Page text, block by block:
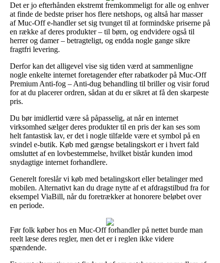
Det er jo efterhånden ekstremt fremkommeligt for alle og enhver
at finde de bedste priser hos flere netshops, og altså har masser
af Muc-Off e-handler set sig tvunget til at formindske priserne på
en række af deres produkter – til børn, og endvidere også til
herrer og damer – betragteligt, og endda nogle gange sikre
fragtfri levering.
Derfor kan det alligevel vise sig tiden værd at sammenligne
nogle enkelte internet foretagender efter rabatkoder på Muc-Off
Premium Anti-fog – Anti-dug behandling til briller og visir forud
for at du placerer ordren, sådan at du er sikret at få den skarpeste
pris.
Du bør imidlertid være så påpasselig, at når en internet
virksomhed sælger deres produkter til en pris der kan ses som
helt fantastisk lav, er det i nogle tilfælde være et symbol på en
svindel e-butik. Køb med gængse betalingskort er i hvert fald
omsluttet af en lovbestemmelse, hvilket bistår kunden imod
snydagtige internet forhandlere.
Generelt foreslår vi køb med betalingskort eller betalinger med
mobilen. Alternativt kan du drage nytte af et afdragstilbud fra for
eksempel ViaBill, når du foretrækker at honorere beløbet over
en periode.
Før folk køber hos en Muc-Off forhandler på nettet burde man
reelt læse deres regler, men det er i reglen ikke videre
spændende.